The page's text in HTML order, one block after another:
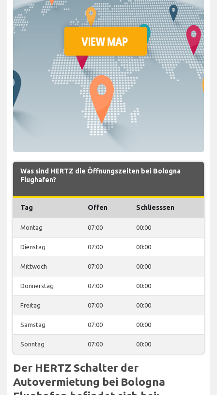
Was sind HERTZ die Öffnungszeiten bei Bologna
Flughafen?
Tag Offen Schliesssen
Montag 07:00 00:00
Dienstag 07:00 00:00
Mittwoch 07:00 00:00
Donnerstag 07:00 00:00
Freitag 07:00 00:00
Samstag 07:00 00:00
Sonntag 07:00 00:00
Der HERTZ Schalter der
Autovermietung bei Bologna